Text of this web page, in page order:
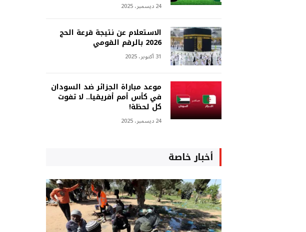
24 ديسمبر، 2025
الاستعلام عن نتيجة قرعة الحج
2026 بالرقم القومي
31 أكتوبر، 2025
موعد مباراة الجزائر ضد السودان
في كأس أمم أفريقيا.. لا تفوت
كل لحظة!
24 ديسمبر، 2025
أخبار خاصة